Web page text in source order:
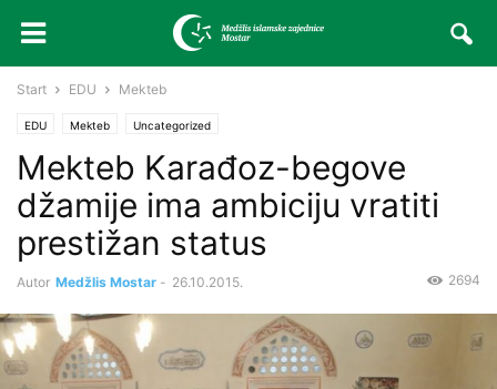
Start EDU Mekteb
EDU Mekteb Uncategorized
Mekteb Karađoz-begove
džamije ima ambiciju vratiti
prestižan status
Autor Medžlis Mostar - 26.10.2015. 2694